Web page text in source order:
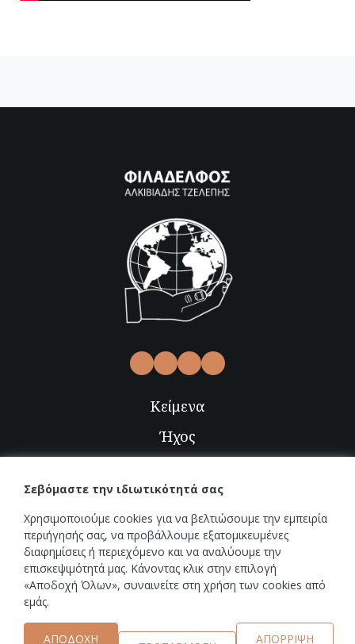
Σεβόμαστε την ιδιωτικότητά σας
Χρησιμοποιούμε cookies για να βελτιώσουμε την εμπειρία
περιήγησής σας, να προβάλλουμε εξατομικευμένες
διαφημίσεις ή περιεχόμενο και να αναλύουμε την
επισκεψιμότητά μας. Κάνοντας κλικ στην επιλογή
«Αποδοχή Όλων», συναινείτε στη χρήση των cookies από
εμάς.
ΑΠΟΔΟΧΉ ΑΠΌΡΡΙΨΗ
Κείμενα
Ήχος
Εικόνες
Radio-TV
Εκδηλώσεις